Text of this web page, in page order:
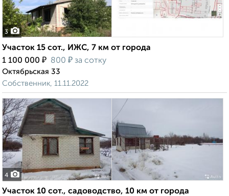
3
Участок 15 сот., ИЖС, 7 км от города
1 100 000 ₽ 800 ₽ за сотку
Октябрьская 33
Собственник, 11.11.2022
4
Участок 10 сот., садоводство, 10 км от города